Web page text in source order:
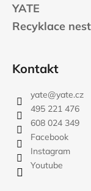
YATE
Recyklace
Kontakt
yate@yate.cz
495 221 476
608 024 349
Facebook
Instagram
Youtube